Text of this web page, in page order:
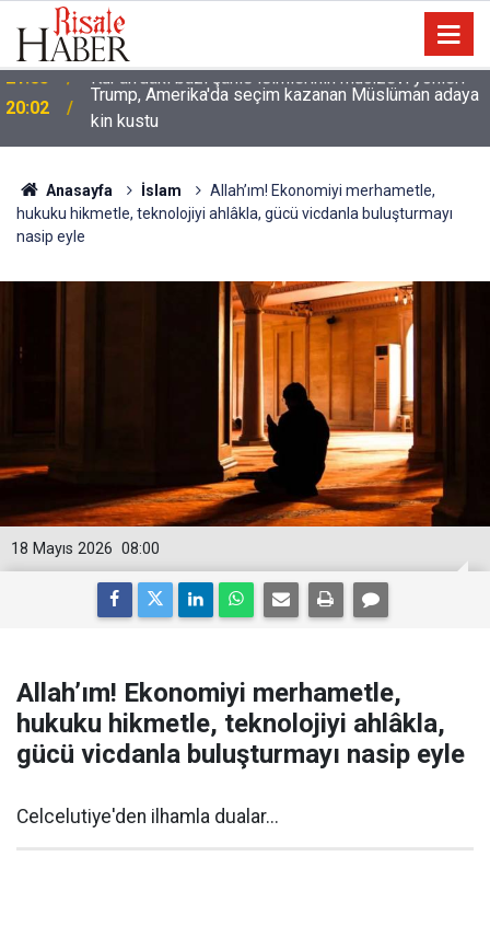
20:02
Trump, Amerika'da seçim kazanan Müslüman adaya
kin kustu
Anasayfa İslam
Allah’ım! Ekonomiyi merhametle,
hukuku hikmetle, teknolojiyi ahlâkla, gücü vicdanla buluşturmayı
nasip eyle
08:00
18 Mayıs 2026
Allah’ım! Ekonomiyi merhametle,
hukuku hikmetle, teknolojiyi ahlâkla,
gücü vicdanla buluşturmayı nasip eyle
Celcelutiye'den ilhamla dualar...